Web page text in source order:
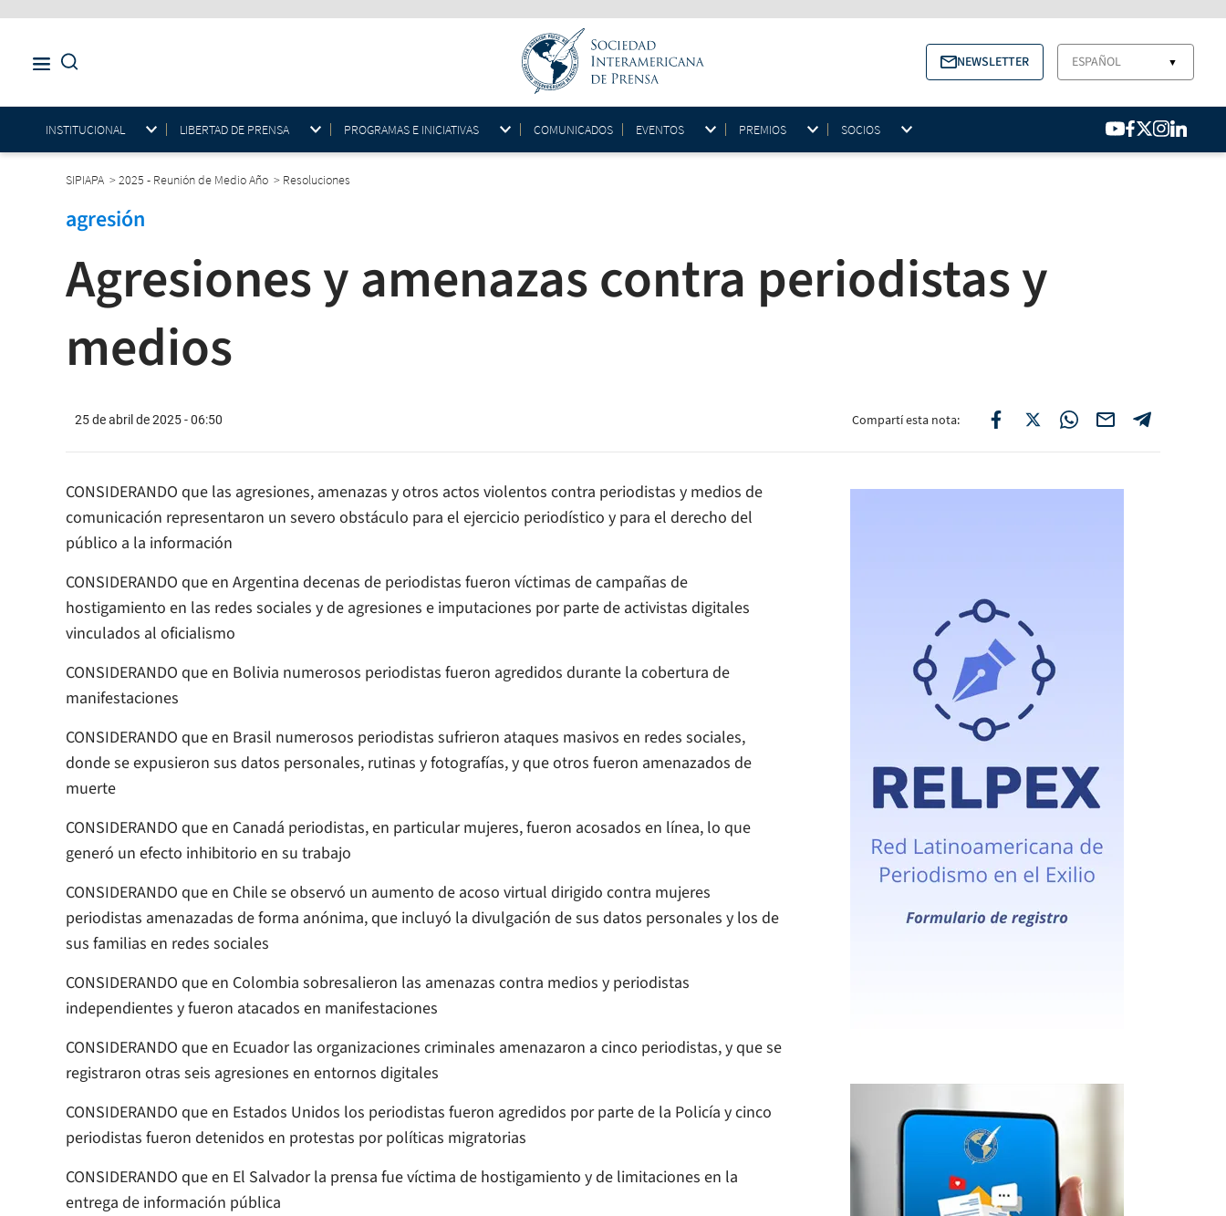
NEWSLETTER ESPAÑOL ▼
INSTITUCIONAL LIBERTAD DE PRENSA PROGRAMAS E INICIATIVAS COMUNICADOS EVENTOS PREMIOS SOCIOS
SIPIAPA >2025 - Reunión de Medio Año > Resoluciones
agresión
Agresiones y amenazas contra periodistas y
medios
25 de abril de 2025 - 06:50 Compartí esta nota:
CONSIDERANDO que las agresiones, amenazas y otros actos violentos contra periodistas y medios de
comunicación representaron un severo obstáculo para el ejercicio periodístico y para el derecho del
público a la información
CONSIDERANDO que en Argentina decenas de periodistas fueron víctimas de campañas de
hostigamiento en las redes sociales y de agresiones e imputaciones por parte de activistas digitales
vinculados al oficialismo
CONSIDERANDO que en Bolivia numerosos periodistas fueron agredidos durante la cobertura de
manifestaciones
CONSIDERANDO que en Brasil numerosos periodistas sufrieron ataques masivos en redes sociales,
donde se expusieron sus datos personales, rutinas y fotografías, y que otros fueron amenazados de
muerte
CONSIDERANDO que en Canadá periodistas, en particular mujeres, fueron acosados en línea, lo que
generó un efecto inhibitorio en su trabajo
CONSIDERANDO que en Chile se observó un aumento de acoso virtual dirigido contra mujeres
periodistas amenazadas de forma anónima, que incluyó la divulgación de sus datos personales y los de
sus familias en redes sociales
CONSIDERANDO que en Colombia sobresalieron las amenazas contra medios y periodistas
independientes y fueron atacados en manifestaciones
CONSIDERANDO que en Ecuador las organizaciones criminales amenazaron a cinco periodistas, y que se
registraron otras seis agresiones en entornos digitales
CONSIDERANDO que en Estados Unidos los periodistas fueron agredidos por parte de la Policía y cinco
periodistas fueron detenidos en protestas por políticas migratorias
CONSIDERANDO que en El Salvador la prensa fue víctima de hostigamiento y de limitaciones en la
entrega de información pública